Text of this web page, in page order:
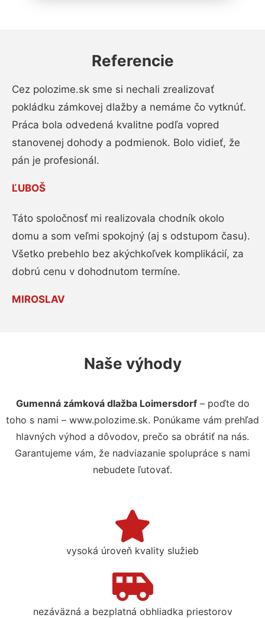
Referencie
Cez polozime.sk sme si nechali zrealizovať
pokládku zámkovej dlažby a nemáme čo vytknúť.
Práca bola odvedená kvalitne podľa vopred
stanovenej dohody a podmienok. Bolo vidieť, že
pán je profesionál.
ĽUBOŠ
Táto spoločnosť mi realizovala chodník okolo
domu a som veľmi spokojný (aj s odstupom času).
Všetko prebehlo bez akýchkoľvek komplikácií, za
dobrú cenu v dohodnutom termíne.
MIROSLAV
Naše výhody
Gumenná zámková dlažba Loimersdorf– poďte do
toho s nami – www.polozime.sk. Ponúkame vám prehľad
hlavných výhod a dôvodov, prečo sa obrátiť na nás.
Garantujeme vám, že nadviazanie spolupráce s nami
nebudete ľutovať.
vysoká úroveň kvality služieb
nezáväzná a bezplatná obhliadka priestorov